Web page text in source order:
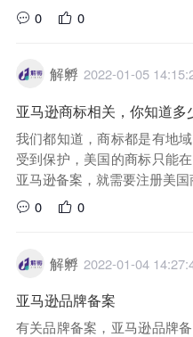
0
0
解孵 2022-01-05
亚马逊商标相关，你知道多
我们都知道，商标都是有地
受到保护，美国的商标只能
亚马逊备案，就需要注册美国
0
0
解孵 2022-01-04
亚马逊品牌备案
有关品牌备案，亚马逊品牌